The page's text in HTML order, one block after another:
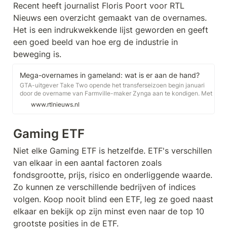
Recent heeft journalist Floris Poort voor RTL
Nieuws een overzicht gemaakt van de overnames.
Het is een indrukwekkende lijst geworden en geeft
een goed beeld van hoe erg de industrie in
beweging is.
Mega-overnames in gameland: wat is er aan de hand?
GTA-uitgever Take Two opende het transferseizoen begin januari
door de overname van Farmville-maker Zynga aan te kondigen. Met
11 miljard euro eventjes de duurste overname van een gamestudio
www.rtlnieuws.nl
Gaming ETF
Niet elke Gaming ETF is hetzelfde. ETF's verschillen
van elkaar in een aantal factoren zoals
fondsgrootte, prijs, risico en onderliggende waarde.
Zo kunnen ze verschillende bedrijven of indices
volgen. Koop nooit blind een ETF, leg ze goed naast
elkaar en bekijk op zijn minst even naar de top 10
grootste posities in de ETF.